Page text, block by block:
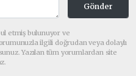
Gönder
etmiş bulunuyor ve
ilgili doğrudan veya dolaylı
Yazılan tüm yorumlardan site